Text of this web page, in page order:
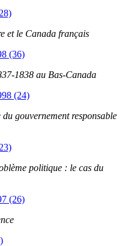
et le Canada français
(36)
1838 au Bas-Canada
(24)
gouvernement responsable
politique : le cas du
(26)